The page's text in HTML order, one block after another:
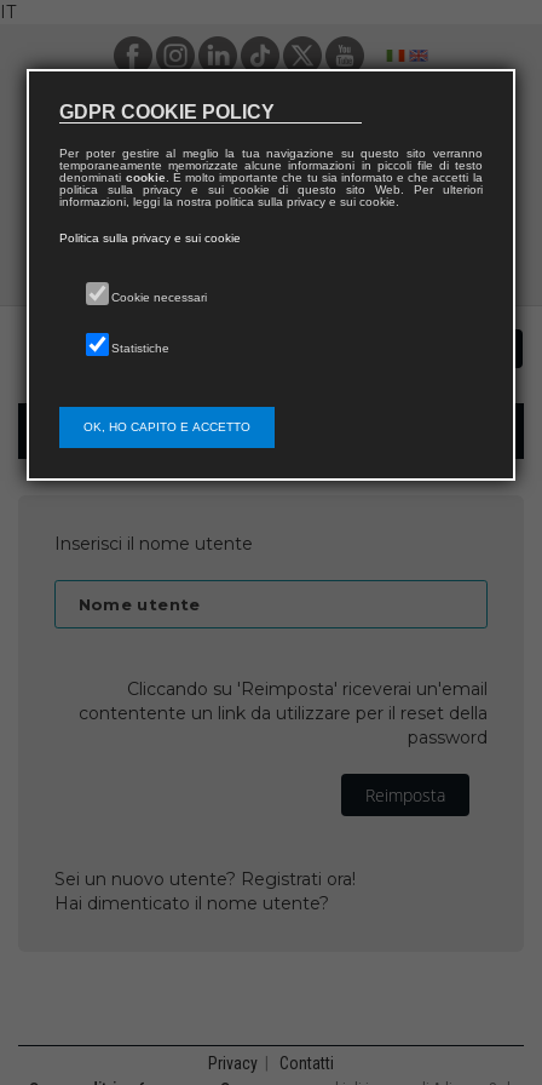
IT
Recupera password
Inserisci il nome utente
Nome utente
Cliccando su 'Reimposta' riceverai un'email
contentente un link da utilizzare per il reset della
password
Reimposta
Sei un nuovo utente? Registrati ora!
Hai dimenticato il nome utente?
Privacy Contatti
GDPR COOKIE POLICY
Per poter gestire al meglio la tua navigazione su questo sito verranno
temporaneamente memorizzate alcune informazioni in piccoli file di testo
denominati cookie. È molto importante che tu sia informato e che accetti la
politica sulla privacy e sui cookie di questo sito Web. Per ulteriori
informazioni, leggi la nostra politica sulla privacy e sui cookie.
Politica sulla privacy e sui cookie
Cookie necessari
Statistiche
OK, HO CAPITO E ACCETTO